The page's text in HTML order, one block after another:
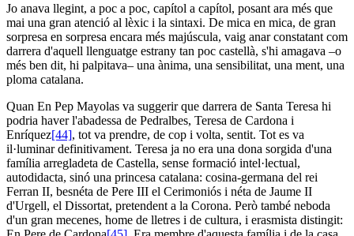
Jo anava llegint, a poc a poc, capítol a capítol, posant ara més que
mai una gran atenció al lèxic i la sintaxi. De mica en mica, de gran
sorpresa en sorpresa encara més majúscula, vaig anar constatant com
darrera d'aquell llenguatge estrany tan poc castellà, s'hi amagava –o
més ben dit, hi palpitava– una ànima, una sensibilitat, una ment, una
ploma catalana.
Quan En Pep Mayolas va suggerir que darrera de Santa Teresa hi
podria haver l'abadessa de Pedralbes, Teresa de Cardona i
Enríquez[44], tot va prendre, de cop i volta, sentit. Tot es va
il·luminar definitivament. Teresa ja no era una dona sorgida d'una
família arregladeta de Castella, sense formació intel·lectual,
autodidacta, sinó una princesa catalana: cosina-germana del rei
Ferran II, besnéta de Pere III el Cerimoniós i néta de Jaume II
d'Urgell, el Dissortat, pretendent a la Corona. Però també neboda
d'un gran mecenes, home de lletres i de cultura, i erasmista distingit: